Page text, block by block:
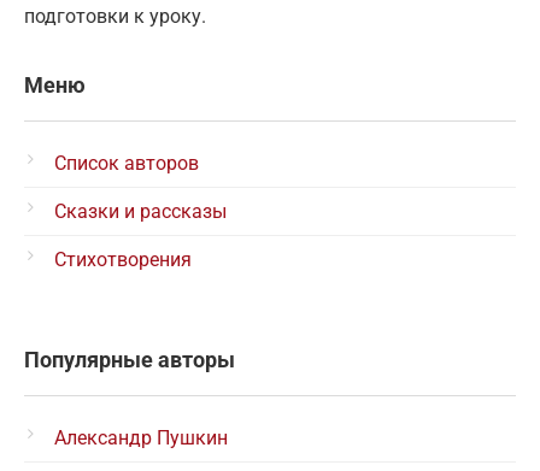
подготовки к уроку.
Меню
Список авторов
Сказки и рассказы
Стихотворения
Популярные авторы
Александр Пушкин